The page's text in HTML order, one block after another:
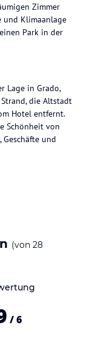
Zimmer
und Klimaanlage
Park in der
Lage in Grado,
die Altstadt
Hotel entfernt.
Schönheit von
und
Entspannen
Das
und
(von 28
/ 6